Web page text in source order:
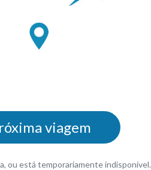
viagem
ou está temporariamente indisponível.